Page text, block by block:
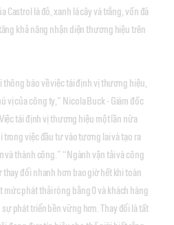
Castrol là đỏ, xanh lá cây và trắng, vốn đã
khả năng nhận diện thương hiệu trên
báo về việc tái định vị thương hiệu,
vị của công ty," Nicola Buck - Giám đốc
tái định vị thương hiệu một lần nữa
việc đầu tư vào tương lai và tạo ra
thành công.” “Ngành vận tải và công
đổi nhanh hơn bao giờ hết khi toàn
phát thải ròng bằng 0 và khách hàng
phát triển bền vững hơn. Thay đổi là tất